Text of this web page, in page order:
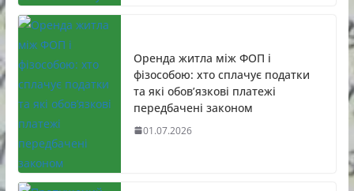
Оренда житла між ФОП і
фізособою: хто сплачує податки
та які обов’язкові платежі
передбачені законом
01.07.2026